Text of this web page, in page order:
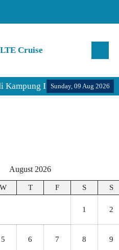
Cruise
Sunday, 09 Aug 2026
Inggris Pare Kediri.
August 2026
W T F S S
1 2
5 6 7 8 9